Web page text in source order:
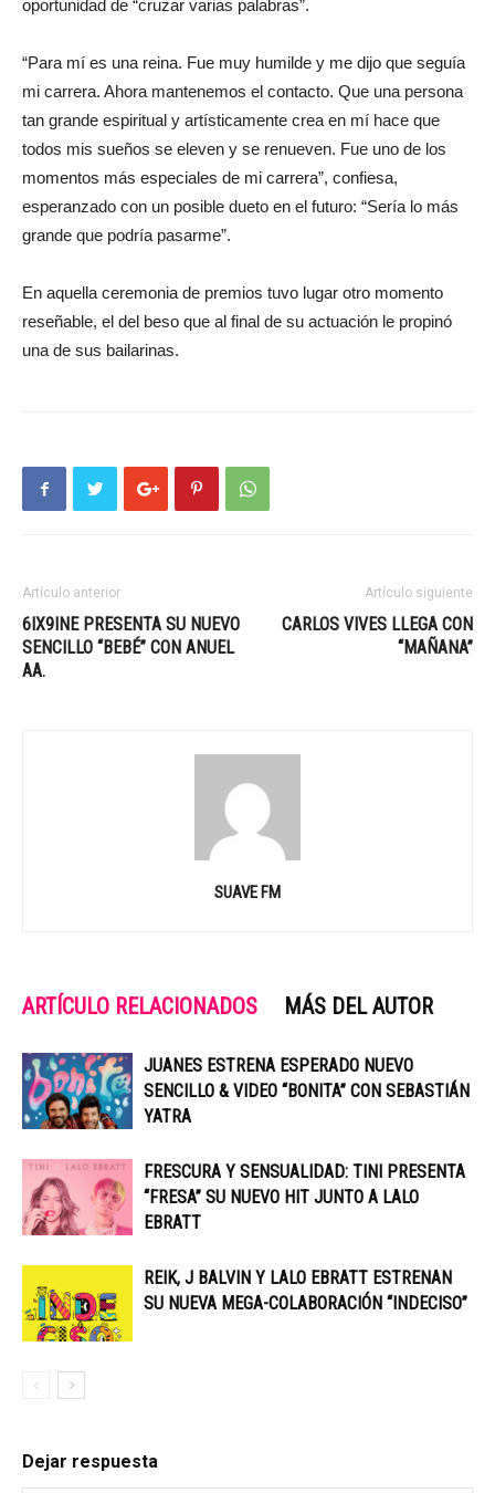
oportunidad de “cruzar varias palabras”.
“Para mí es una reina. Fue muy humilde y me dijo que seguía
mi carrera. Ahora mantenemos el contacto. Que una persona
tan grande espiritual y artísticamente crea en mí hace que
todos mis sueños se eleven y se renueven. Fue uno de los
momentos más especiales de mi carrera”, confiesa,
esperanzado con un posible dueto en el futuro: “Sería lo más
grande que podría pasarme”.
En aquella ceremonia de premios tuvo lugar otro momento
reseñable, el del beso que al final de su actuación le propinó
una de sus bailarinas.
Artículo anterior
6IX9INE PRESENTA SU NUEVO
SENCILLO “BEBÉ” CON ANUEL
AA.
Artículo siguiente
CARLOS VIVES LLEGA CON
“MAÑANA”
SUAVE FM
ARTÍCULO RELACIONADOS MÁS DEL AUTOR
JUANES ESTRENA ESPERADO NUEVO
SENCILLO & VIDEO “BONITA” CON SEBASTIÁN
YATRA
FRESCURA Y SENSUALIDAD: TINI PRESENTA
“FRESA” SU NUEVO HIT JUNTO A LALO
EBRATT
REIK, J BALVIN Y LALO EBRATT ESTRENAN
SU NUEVA MEGA-COLABORACIÓN “INDECISO”
Dejar respuesta